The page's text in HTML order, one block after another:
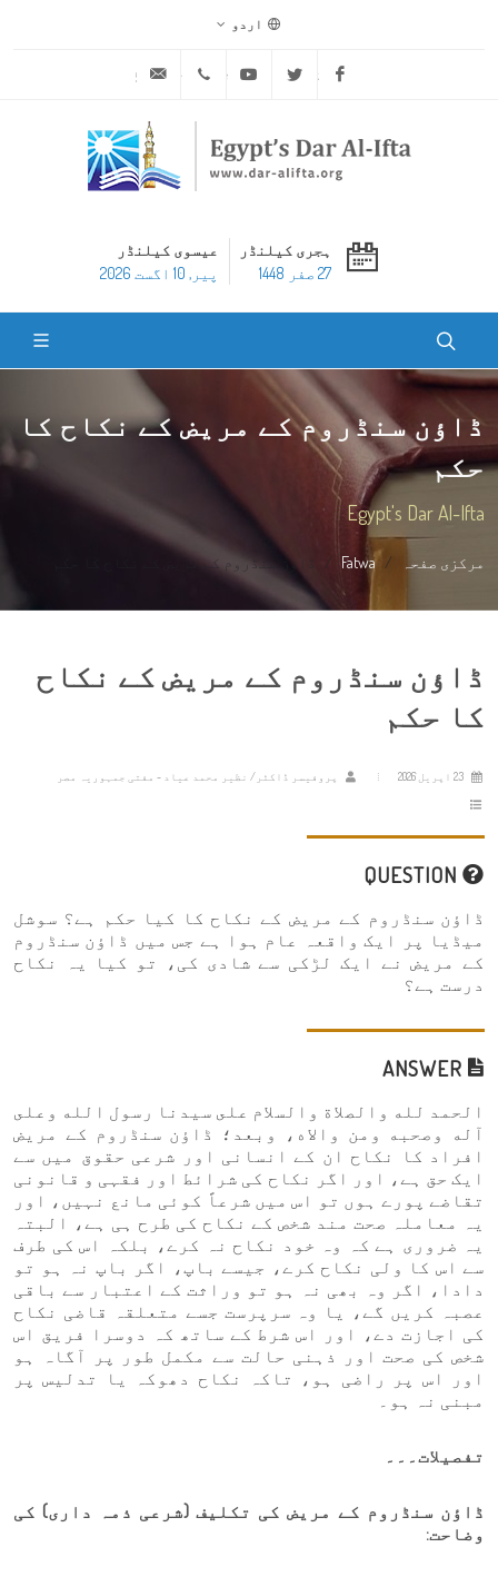
اردو
Facebook
Twitter
Youtube
ہجری کیلنڈر
27 صفر 1448
عیسوی کیلنڈر
پير, 10 اگست 2026
ڈاؤن سنڈروم کے مریض کے نکاح کا
حکم
Egypt's Dar Al-Ifta
مرکزی صفحہ Fatwa ڈاؤن سنڈروم کے مریض کے نکاح کا حکم
ڈاؤن سنڈروم کے مریض کے نکاح
کا حکم
پروفیسر ڈاکٹر/ نظیر محمد عیاد - مفتی جمہوریہ مصر
ڈاؤن سنڈروم کے مریض کے نکاح کا کیا حکم ہے؟ سوشل
میڈیا پر ایک واقعہ عام ہوا ہے جس میں ڈاؤن سنڈروم
کے مریض نے ایک لڑکی سے شادی کی، تو کیا یہ نکاح
درست ہے؟
الحمد لله والصلاة والسلام على سيدنا رسول الله وعلى
آله وصحبه ومن والاه، وبعد؛ ڈاؤن سنڈروم کے مریض
افراد کا نکاح ان کے انسانی اور شرعی حقوق میں سے
ایک حق ہے، اور اگر نکاح کی شرائط اور فقہی و قانونی
تقاضے پورے ہوں تو اس میں شرعاً کوئی مانع نہیں، اور
یہ معاملہ صحت مند شخص کے نکاح کی طرح ہی ہے، البتہ
یہ ضروری ہے کہ وہ خود نکاح نہ کرے، بلکہ اس کی طرف
سے اس کا ولی نکاح کرے، جیسے باپ، اگر باپ نہ ہو تو
دادا، اگر وہ بھی نہ ہو تو وراثت کے اعتبار سے باقی
عصبہ کریں گے، یا وہ سرپرست جسے متعلقہ قاضی نکاح
کی اجازت دے، اور اس شرط کے ساتھ کہ دوسرا فریق اس
شخص کی صحت اور ذہنی حالت سے مکمل طور پر آگاہ ہو
اور اس پر راضی ہو، تاکہ نکاح دھوکہ یا تدلیس پر
مبنی نہ ہو۔
تفصیلات۔۔۔
ڈاؤن سنڈروم کے مریض کی تکلیف (شرعی ذمہ داری) کی
وضاحت: